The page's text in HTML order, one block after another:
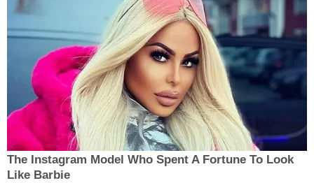
The Instagram Model Who Spent A Fortune To Look
Like Barbie